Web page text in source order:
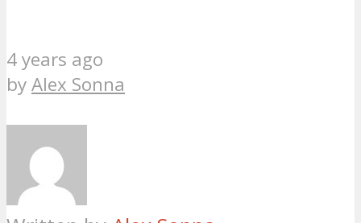
4 years ago
byAlex Sonna